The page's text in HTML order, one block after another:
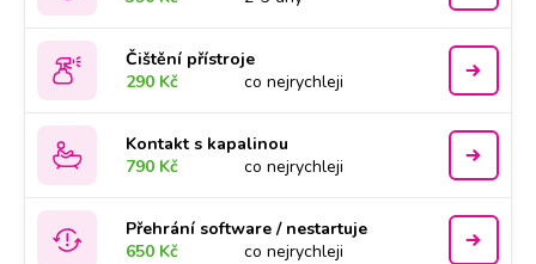
Čištění přístroje
290 Kč
co nejrychleji
Kontakt s kapalinou
790 Kč
co nejrychleji
Přehrání software / nestartuje
650 Kč
co nejrychleji